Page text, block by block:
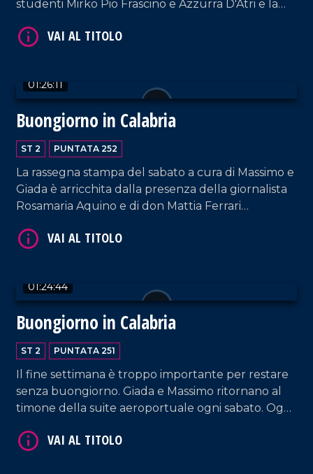
studenti Mirko Pio Frascino e Azzurra D'Atri e la
01:26:11
Buongiorno in Calabria
ST 2 PUNTATA 252
La rassegna stampa del sabato a cura di Massimo e
Giada è arricchita dalla presenza della giornalista
Rosamaria Aquino e di don Mattia Ferrari
Humans"). Intervengono, inoltre, la content
01:24:44
Buongiorno in Calabria
ST 2 PUNTATA 251
Il fine settimana è troppo importante per restare
senza buongiorno. Giada e Massimo ritornano al
timone della suite aeroportuale ogni sabato. Oggi
del sindaco di Reggio Calabria Mimmo Battaglia e
VAI AL TITOLO